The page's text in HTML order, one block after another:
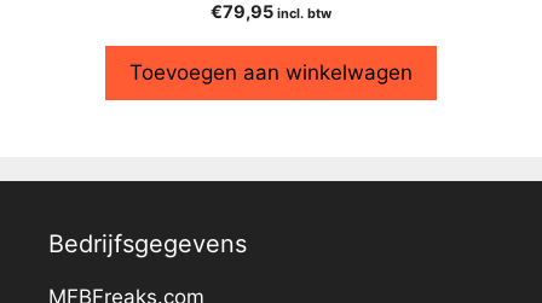
€79,95 incl. btw
Toevoegen aan winkelwagen
Bedrijfsgegevens
MFBFreaks.com